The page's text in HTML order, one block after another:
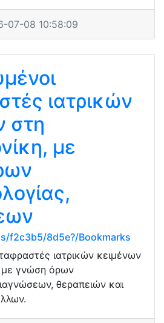
07-08 10:58:09
ιατρικών
στη
με
f2c3b5/8d5e?/Bookmarks
ιατρικών κειμένων
με γνώση όρων
θεραπειών και